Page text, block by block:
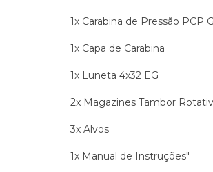
1x Carabina de Pressão PCP
1x Capa de Carabina
1x Luneta 4x32 EG
2x Magazines Tambor
3x Alvos
1x Manual de Instruções"